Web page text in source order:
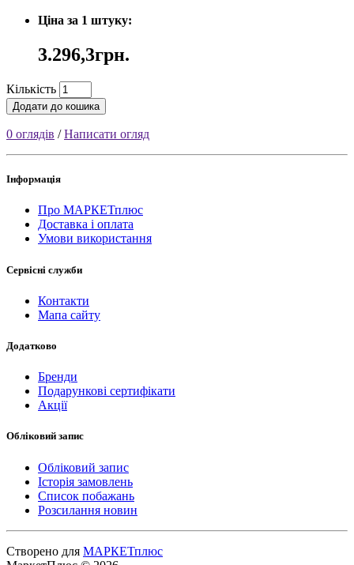
Ціна за 1 штуку:
3.296,3грн.
Кількість
Додати до кошика
0 оглядів /Написати огляд
Інформація
Про МАРКЕТплюс
Доставка і оплата
Умови використання
Сервісні служби
Контакти
Мапа сайту
Додатково
Бренди
Подарункові сертифікати
Акції
Обліковий запис
Обліковий запис
Історія замовлень
Список побажань
Розсилання новин
Створено для МАРКЕТплюс